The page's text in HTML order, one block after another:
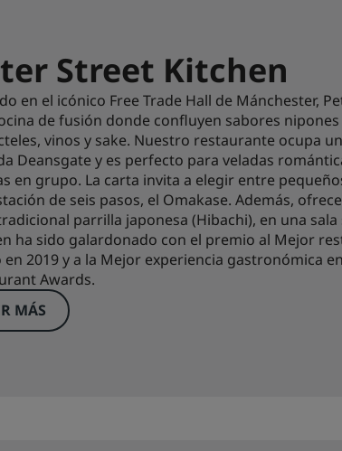
Street Kitchen
en el icónico Free Trade Hall de Mánchester,
de fusión donde confluyen sabores
vinos y sake. Nuestro restaurante ocupa
Deansgate y es perfecto para veladas
en grupo. La carta invita a elegir entre
de seis pasos, el Omakase. Además,
parrilla japonesa (Hibachi), en una
ha sido galardonado con el premio al Mejor
en 2019 y a la Mejor experiencia gastronómica
Awards.
MÁS